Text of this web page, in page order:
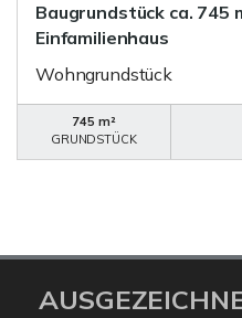
Baugrundstück ca. 745
Einfamilienhaus
Wohngrundstück
745 m²
GRUNDSTÜCK